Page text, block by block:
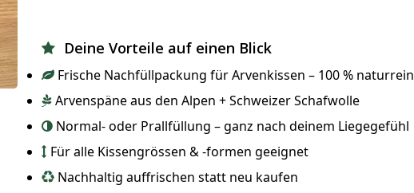
Deine Vorteile auf einen Blick
Frische Nachfüllpackung für Arvenkissen – 100 % naturrein
Arvenspäne aus den Alpen + Schweizer Schafwolle
Normal- oder Prallfüllung – ganz nach deinem Liegegefühl
Für alle Kissengrössen & -formen geeignet
Nachhaltig auffrischen statt neu kaufen